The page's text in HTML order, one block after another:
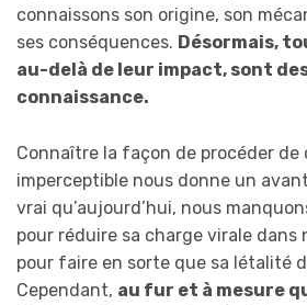
connaissons son origine, son
ses conséquences. Désormais,
au-delà de leur impact, sont
connaissance.
Connaître la façon de procéder de
imperceptible nous donne un
vrai qu’aujourd’hui, nous
pour réduire sa charge virale dans
pour faire en sorte que sa létalité
Cependant, au fur et à mesure